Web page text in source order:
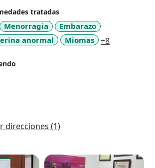
tratadas
Menorragia
Embarazo
anormal
Miomas +8
direcciones (1)